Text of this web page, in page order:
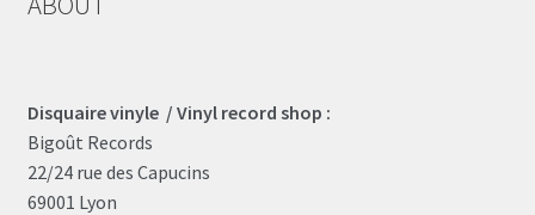
Disquaire vinyle / Vinyl record shop :
Bigoût Records
22/24 rue des Capucins
69001 Lyon